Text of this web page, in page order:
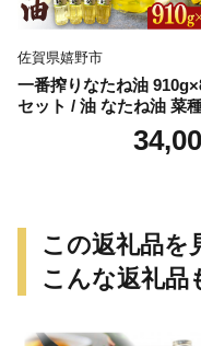
佐賀県嬉野市
一番搾りなたね油
セット / 油 なたね油 菜
ナタネ【山下製油】
この返礼品を
こんな返礼品